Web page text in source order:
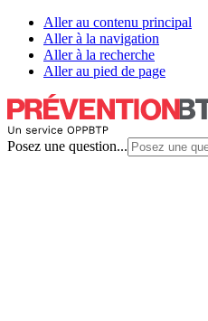
Aller au contenu principal
Aller à la navigation
Aller à la recherche
Aller au pied de page
Posez une question...